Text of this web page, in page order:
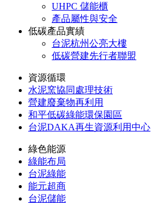
UHPC 儲能櫃
產品屬性與安全
低碳產品實績
台泥杭州公亮大樓
低碳營建先行者聯盟
資源循環
水泥窯協同處理技術
營建廢棄物再利用
和平低碳綠能環保園區
台泥DAKA再生資源利用中心
綠色能源
綠能布局
台泥綠能
能元超商
台泥儲能